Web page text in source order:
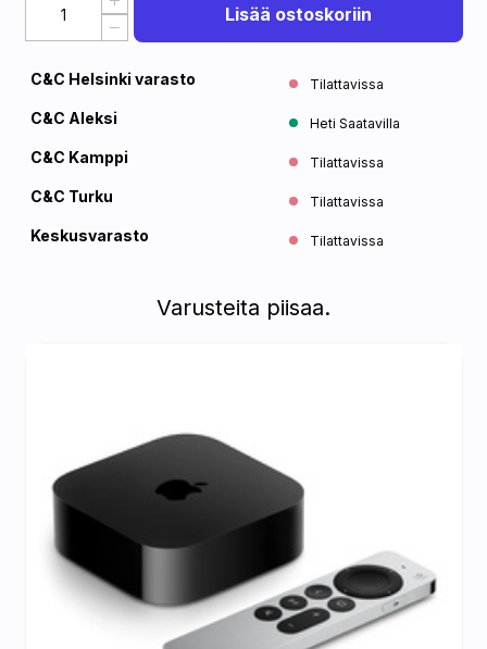
Lisää ostoskoriin
C&C Helsinki varasto Tilattavissa
C&C Aleksi Heti Saatavilla
C&C Kamppi Tilattavissa
C&C Turku Tilattavissa
Keskusvarasto Tilattavissa
Varusteita piisaa.